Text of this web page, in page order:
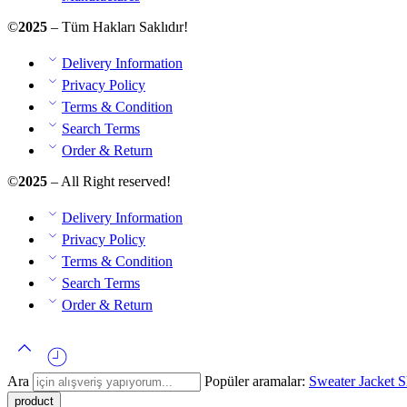
©2025 – Tüm Hakları Saklıdır!
Delivery Information
Privacy Policy
Terms & Condition
Search Terms
Order & Return
©2025 – All Right reserved!
Delivery Information
Privacy Policy
Terms & Condition
Search Terms
Order & Return
Ara Popüler aramalar: SweaterJacket